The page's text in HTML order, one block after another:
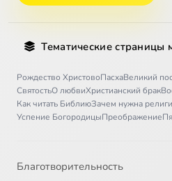
Тематические страницы
Рождество ХристовоПасхаВеликий
СвятостьО любвиХристианский брак
Как читать БиблиюЗачем нужна
Успение БогородицыПреображение
Благотворительность